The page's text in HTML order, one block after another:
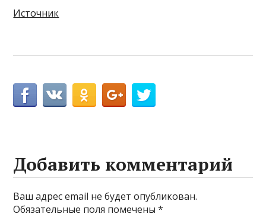
Источник
Добавить комментарий
Ваш адрес email не будет опубликован.
Обязательные поля помечены*